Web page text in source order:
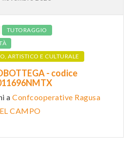
TUTORAGGIO
ARTISTICO E CULTURALE
- codice
a Confcooperative Ragusa
CAMPO